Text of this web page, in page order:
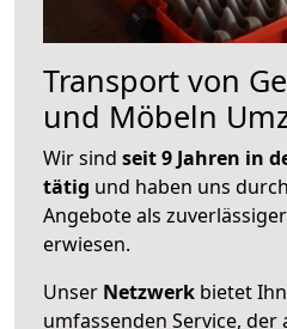
Transport von
und Möbeln
Wir sind seit 9 Jahren in
tätig und haben uns
Angebote als
erwiesen.
Unser Netzwerk bietet
umfassenden Service, der